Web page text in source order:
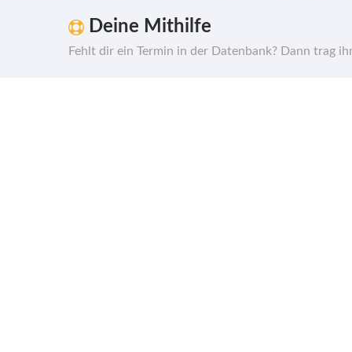
Deine Mithilfe
Fehlt dir ein Termin in der Datenbank? Dann trag